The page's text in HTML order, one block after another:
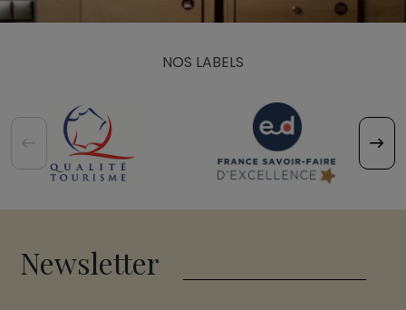
NOS LABELS
Newsletter